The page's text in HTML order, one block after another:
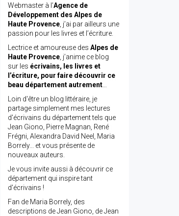
Webmaster à l’Agence de
Développement des Alpes de
Haute Provence, j’ai par ailleurs une
passion pour les livres et l’écriture.
Lectrice et amoureuse des Alpes de
Haute Provence, j’anime ce blog
sur les écrivains, les livres et
l’écriture, pour faire découvrir ce
beau département autrement…
Loin d'être un blog littéraire, je
partage simplement mes lectures
d'écrivains du département tels que
Jean Giono, Pierre Magnan, René
Frégni, Alexandra David Neel, Maria
Borrely... et vous présente de
nouveaux auteurs.
Je vous invite aussi à découvrir ce
département qui inspire tant
d'écrivains !
Fan de Maria Borrely, des
descriptions de Jean Giono, de Jean